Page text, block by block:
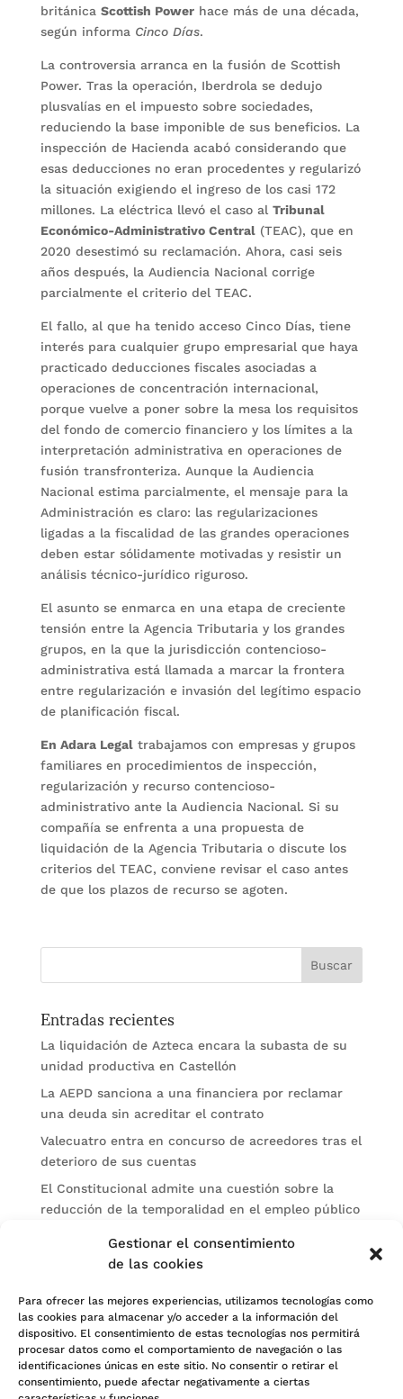
Gestionar el consentimiento
de las cookies
Para ofrecer las mejores experiencias, utilizamos tecnologías como
las cookies para almacenar y/o acceder a la información del
dispositivo. El consentimiento de estas tecnologías nos permitirá
procesar datos como el comportamiento de navegación o las
identificaciones únicas en este sitio. No consentir o retirar el
consentimiento, puede afectar negativamente a ciertas
británica Scottish Powerhace más de una década,
según informa Cinco Días.
La controversia arranca en la fusión de Scottish
Power. Tras la operación, Iberdrola se dedujo
plusvalías en el impuesto sobre sociedades,
reduciendo la base imponible de sus beneficios. La
inspección de Hacienda acabó considerando que
esas deducciones no eran procedentes y regularizó
la situación exigiendo el ingreso de los casi 172
millones. La eléctrica llevó el caso al Tribunal
Económico-Administrativo Central(TEAC), que en
2020 desestimó su reclamación. Ahora, casi seis
años después, la Audiencia Nacional corrige
parcialmente el criterio del TEAC.
El fallo, al que ha tenido acceso Cinco Días, tiene
interés para cualquier grupo empresarial que haya
practicado deducciones fiscales asociadas a
operaciones de concentración internacional,
porque vuelve a poner sobre la mesa los requisitos
del fondo de comercio financiero y los límites a la
interpretación administrativa en operaciones de
fusión transfronteriza. Aunque la Audiencia
Nacional estima parcialmente, el mensaje para la
Administración es claro: las regularizaciones
ligadas a la fiscalidad de las grandes operaciones
deben estar sólidamente motivadas y resistir un
análisis técnico-jurídico riguroso.
El asunto se enmarca en una etapa de creciente
tensión entre la Agencia Tributaria y los grandes
grupos, en la que la jurisdicción contencioso-
administrativa está llamada a marcar la frontera
entre regularización e invasión del legítimo espacio
de planificación fiscal.
En Adara Legaltrabajamos con empresas y grupos
familiares en procedimientos de inspección,
regularización y recurso contencioso-
administrativo ante la Audiencia Nacional. Si su
compañía se enfrenta a una propuesta de
liquidación de la Agencia Tributaria o discute los
criterios del TEAC, conviene revisar el caso antes
de que los plazos de recurso se agoten.
Entradas recientes
La liquidación de Azteca encara la subasta de su
unidad productiva en Castellón
La AEPD sanciona a una financiera por reclamar
una deuda sin acreditar el contrato
Valecuatro entra en concurso de acreedores tras el
deterioro de sus cuentas
El Constitucional admite una cuestión sobre la
reducción de la temporalidad en el empleo público
El BOE amplía las patologías que permiten
anticipar la jubilación por discapacidad
Categorías
Actualidad
Noticias Jurídicas
Subastas